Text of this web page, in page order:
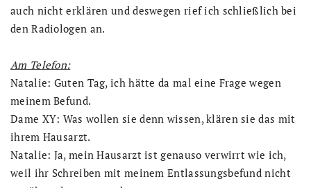
auch nicht erklären und deswegen rief ich schließlich bei
den Radiologen an.
Am Telefon:
Natalie: Guten Tag, ich hätte da mal eine Frage wegen
meinem Befund.
Dame XY: Was wollen sie denn wissen, klären sie das mit
ihrem Hausarzt.
Natalie: Ja, mein Hausarzt ist genauso verwirrt wie ich,
weil ihr Schreiben mit meinem Entlassungsbefund nicht